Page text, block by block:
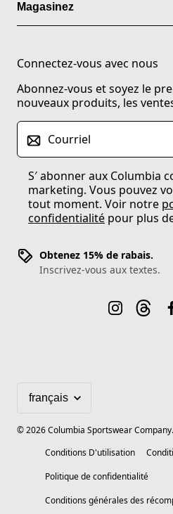
Magasinez
Connectez-vous avec nous
Abonnez-vous et soyez le
nouveaux produits, les
Courriel
S′ abonner aux Columbia
marketing. Vous pouvez
tout moment. Voir notre
confidentialité pour plus
Obtenez 15% de rabais.
Inscrivez-vous aux textes.
©2026Columbia Sportswear
Conditions D'utilisation
Politique de confidentialité
Conditions générales des